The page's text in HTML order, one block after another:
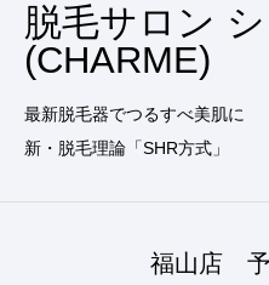
脱毛サロン
(CHARME)
最新脱毛器でつるすべ美肌に
新・脱毛理論「SHR方式」
福山店 予